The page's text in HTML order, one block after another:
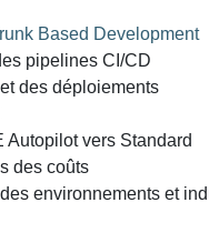
Based Development
pipelines CI/CD
des déploiements
Autopilot vers Standard
des coûts
environnements et